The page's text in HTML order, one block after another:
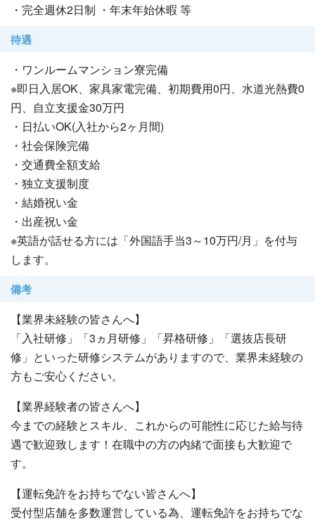
・完全週休2日制 ・年末年始休暇 等
待遇
・ワンルームマンション寮完備
※即日入居OK、家具家電完備、初期費用0円、水道光熱費0
円、自立支援金30万円
・日払いOK(入社から2ヶ月間)
・社会保険完備
・交通費全額支給
・独立支援制度
・結婚祝い金
・出産祝い金
※英語が話せる方には「外国語手当3～10万円/月」を付与
します。
備考
【業界未経験の皆さんへ】
「入社研修」「3ヵ月研修」「昇格研修」「選抜店長研
修」といった研修システムがありますので、業界未経験の
方もご安心ください。
【業界経験者の皆さんへ】
今までの経験とスキル、これからの可能性に応じた給与待
遇で歓迎致します！在職中の方の内緒で面接も大歓迎で
す。
【運転免許をお持ちでない皆さんへ】
受付型店舗を多数運営している為、運転免許をお持ちでな